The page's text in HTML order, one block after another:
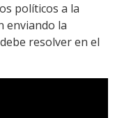
políticos a la
enviando la
resolver en el